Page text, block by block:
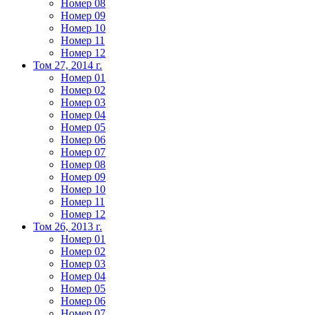
Номер 08
Номер 09
Номер 10
Номер 11
Номер 12
Том 27, 2014 г.
Номер 01
Номер 02
Номер 03
Номер 04
Номер 05
Номер 06
Номер 07
Номер 08
Номер 09
Номер 10
Номер 11
Номер 12
Том 26, 2013 г.
Номер 01
Номер 02
Номер 03
Номер 04
Номер 05
Номер 06